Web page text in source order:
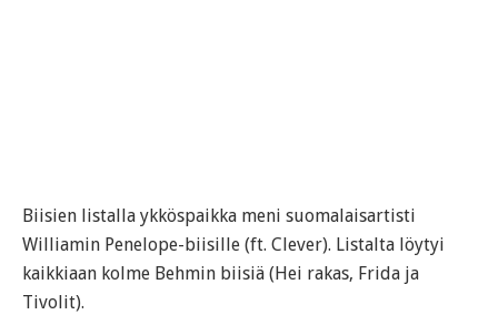
Biisien listalla ykköspaikka meni suomalaisartisti
Williamin Penelope-biisille (ft. Clever). Listalta löytyi
kaikkiaan kolme Behmin biisiä (Hei rakas, Frida ja
Tivolit).